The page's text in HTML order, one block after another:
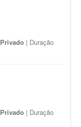
Privado | Duração
Privado | Duração